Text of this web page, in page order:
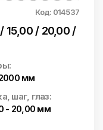
Код: 014537
15,00 / 20,00 /
мм
шаг, глаз:
- 20,00 мм